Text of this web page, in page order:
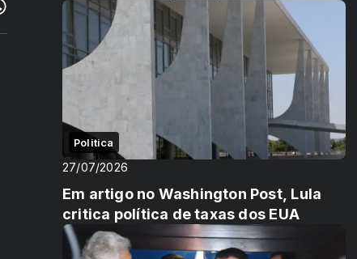
Politica
27/07/2026
Em artigo no Washington Post, Lula
critica política de taxas dos EUA